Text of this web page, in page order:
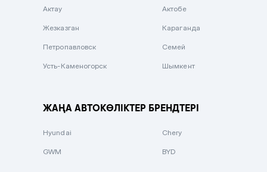
Актау Актобе
Жезказган Караганда
Петропавловск Семей
Усть-Каменогорск Шымкент
ЖАҢА АВТОКӨЛІКТЕР БРЕНДТЕРІ
Hyundai Chery
GWM BYD